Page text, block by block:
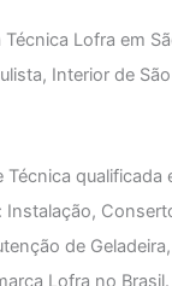
Lofra em
Interior de
Técnica qualificada
Instalação,
de
Lofra no Brasil.